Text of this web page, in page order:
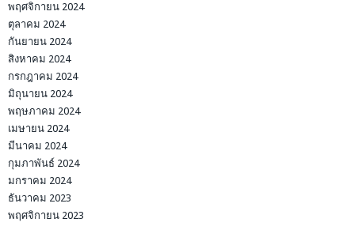
พฤศจิกายน 2024
ตุลาคม 2024
กันยายน 2024
สิงหาคม 2024
กรกฎาคม 2024
มิถุนายน 2024
พฤษภาคม 2024
เมษายน 2024
มีนาคม 2024
กุมภาพันธ์ 2024
มกราคม 2024
ธันวาคม 2023
พฤศจิกายน 2023